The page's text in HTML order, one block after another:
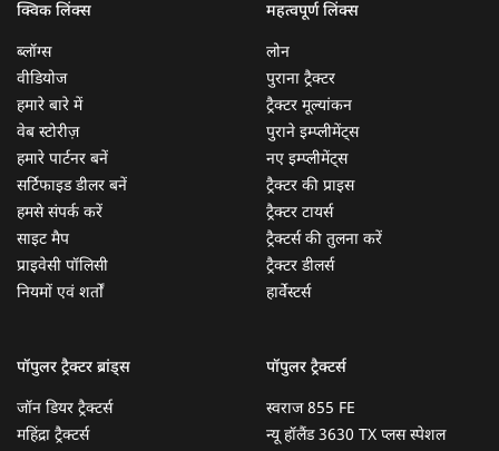
क्विक लिंक्स
ब्लॉग्स
वीडियोज
हमारे बारे में
वेब स्टोरीज़
हमारे पार्टनर बनें
सर्टिफाइड डीलर बनें
हमसे संपर्क करें
साइट मैप
प्राइवेसी पॉलिसी
नियमों एवं शर्तों
महत्वपूर्ण लिंक्स
लोन
पुराना ट्रैक्टर
ट्रैक्टर मूल्यांकन
पुराने इम्प्लीमेंट्स
नए इम्प्लीमेंट्स
ट्रैक्टर की प्राइस
ट्रैक्टर टायर्स
ट्रैक्टर्स की तुलना करें
ट्रैक्टर डीलर्स
हार्वेस्टर्स
पॉपुलर ट्रैक्टर ब्रांड्स
जॉन डियर ट्रैक्टर्स
महिंद्रा ट्रैक्टर्स
पॉपुलर ट्रैक्टर्स
स्वराज 855 FE
न्यू हॉलैंड 3630 TX प्लस स्पेशल